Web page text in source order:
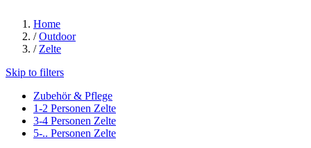
Home
/ Outdoor
/ Zelte
Skip to filters
Zubehör & Pflege
1-2 Personen Zelte
3-4 Personen Zelte
5-.. Personen Zelte